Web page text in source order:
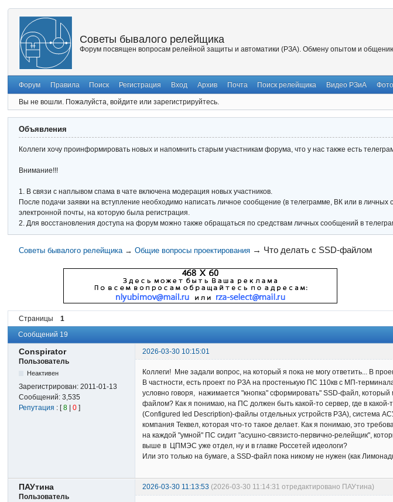
Советы бывалого релейщика
Форум посвящен вопросам релейной защиты и автоматики (РЗА). Обмену опытом и
Форум Правила Поиск Регистрация Вход Архив Почта Поиск релейщика Видео РЗиА
Вы не вошли. Пожалуйста, войдите или зарегистрируйтесь.
Объявления
Коллеги хочу проинформировать новых и напомнить старым участникам форума, что у нас также есть
Внимание!!!
1. В связи с наплывом спама в чате включена модерация новых участников.
После подачи заявки на вступление необходимо написать личное сообщение (в телеграмме, ВК или в
электронной почты, на которую была регистрация.
2. Для восстановления доступа на форум можно также обращаться по средствам личных сообщений в
Советы бывалого релейщика → Общие вопросы проектирования → Что делать с SSD-файлом
Страницы 1
Сообщений 19
Conspirator
2026-03-30 10:15:01
Пользователь
Неактивен
Зарегистрирован:2011-01-13
Сообщений:3,535
Репутация : [8 |0 ]
Коллеги! Мне задали вопрос, на который я пока не могу ответить... В
В частности, есть проект по РЗА на простенькую ПС 110кв с МП-
условно говоря, нажимается "кнопка" сформировать" SSD-файл,
файлом? Как я понимаю, на ПС должен быть какой-то сервер, где в
(Configured Ied Description)-файлы отдельных устройств РЗА), система
компания Теквел, которая что-то такое делает. Как я понимаю, это
на каждой "умной" ПС сидит "асушно-связисто-первично-релейщик",
выше в ЦПМЭС уже отдел, ну и в главке Россетей идеологи?
Или это только на бумаге, а SSD-файл пока никому не нужен (как
ПАУтина 2026-03-30 11:13:53 (2026-03-30 11:14:31 отредактировано ПАУтина)
Пользователь